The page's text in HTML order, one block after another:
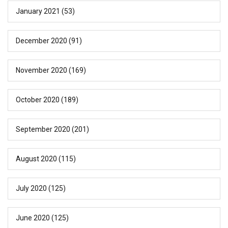
January 2021 (53)
December 2020 (91)
November 2020 (169)
October 2020 (189)
September 2020 (201)
August 2020 (115)
July 2020 (125)
June 2020 (125)